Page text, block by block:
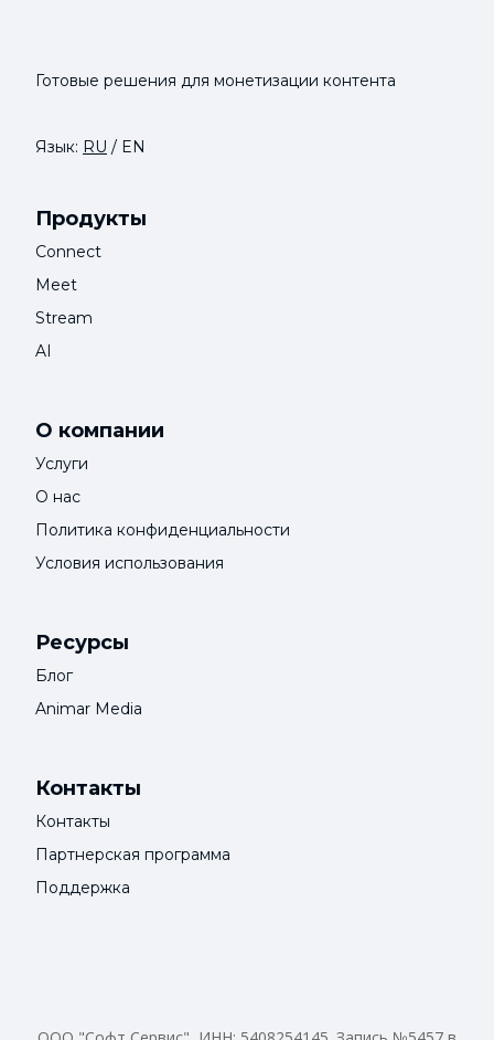
Готовые решения для монетизации контента
Язык: RU / EN
Продукты
Connect
Meet
Stream
AI
О компании
Услуги
О нас
Политика конфиденциальности
Условия использования
Ресурсы
Блог
Animar Media
Контакты
Контакты
Партнерская программа
Поддержка